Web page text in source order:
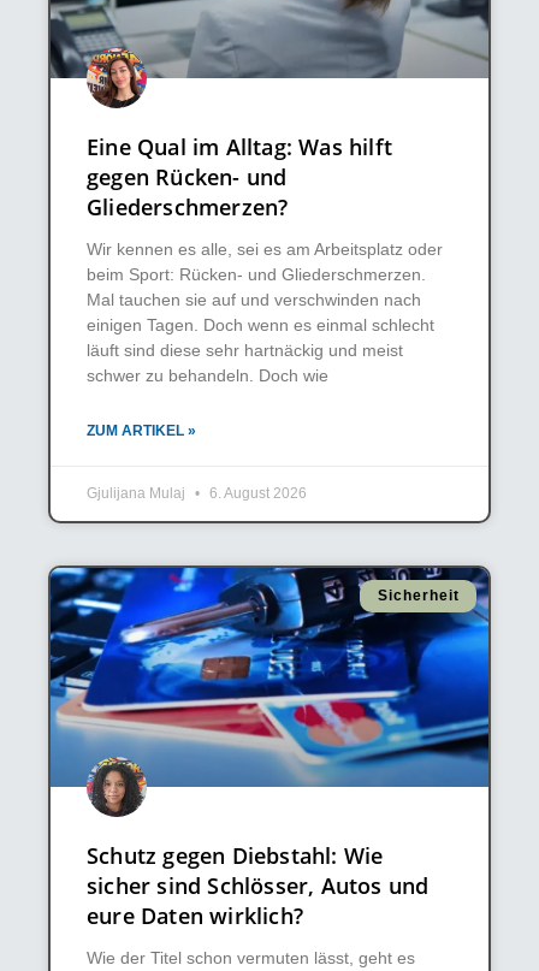
Eine Qual im Alltag: Was hilft
gegen Rücken- und
Gliederschmerzen?
Wir kennen es alle, sei es am Arbeitsplatz oder
beim Sport: Rücken- und Gliederschmerzen.
Mal tauchen sie auf und verschwinden nach
einigen Tagen. Doch wenn es einmal schlecht
läuft sind diese sehr hartnäckig und meist
schwer zu behandeln. Doch wie
ZUM ARTIKEL »
Gjulijana Mulaj 6. August 2026
Sicherheit
Schutz gegen Diebstahl: Wie
sicher sind Schlösser, Autos und
eure Daten wirklich?
Wie der Titel schon vermuten lässt, geht es